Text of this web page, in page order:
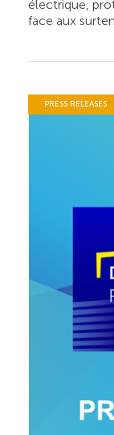
électrique,
face aux
PRESS RELEASES